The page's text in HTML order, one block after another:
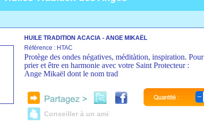
HUILE TRADITION ACACIA - ANGE MIKAËL
Référence : HTAC
Protège des ondes négatives, méditàtion, inspiration. Pour
prier et être en harmonie avec votre Saint Protecteur :
Ange Mikaël dont le nom trad
Conseiller à un ami